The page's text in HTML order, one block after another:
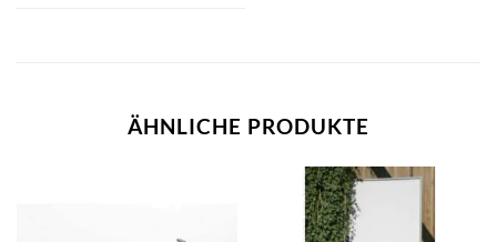
ÄHNLICHE PRODUKTE